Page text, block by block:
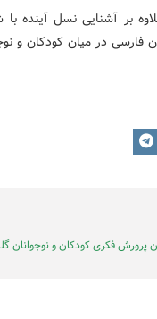
بر آشنایی نسل آینده
فارسی در میان کودکان و
پرورش فکری کودکان و نوجوانان